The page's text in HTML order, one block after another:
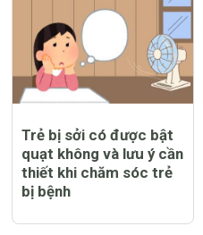
Trẻ bị sởi có được bật
quạt không và lưu ý cần
thiết khi chăm sóc trẻ
bị bệnh